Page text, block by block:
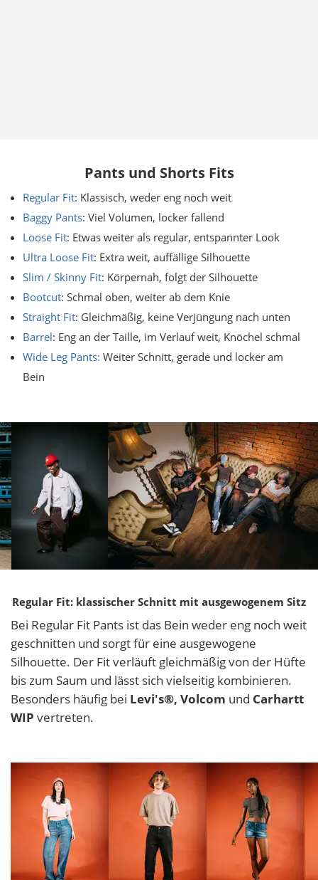
Pants und Shorts Fits
Regular Fit: Klassisch, weder eng noch weit
Baggy Pants: Viel Volumen, locker fallend
Loose Fit: Etwas weiter als regular, entspannter Look
Ultra Loose Fit: Extra weit, auffällige Silhouette
Slim / Skinny Fit: Körpernah, folgt der Silhouette
Bootcut: Schmal oben, weiter ab dem Knie
Straight Fit: Gleichmäßig, keine Verjüngung nach unten
Barrel: Eng an der Taille, im Verlauf weit, Knöchel schmal
Wide Leg Pants: Weiter Schnitt, gerade und locker am
Bein
Regular Fit: klassischer Schnitt mit ausgewogenem Sitz
Bei Regular Fit Pants ist das Bein weder eng noch weit
geschnitten und sorgt für eine ausgewogene
Silhouette. Der Fit verläuft gleichmäßig von der Hüfte
bis zum Saum und lässt sich vielseitig kombinieren.
Besonders häufig bei Levi's®, Volcom und Carhartt
WIP vertreten.